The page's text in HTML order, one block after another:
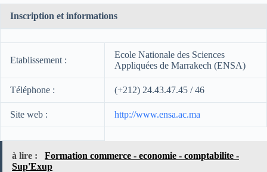
Inscription et informations
Etablissement :
Ecole Nationale des Sciences
Appliquées de Marrakech (ENSA)
Téléphone : (+212) 24.43.47.45 / 46
Site web : http://www.ensa.ac.ma
à lire :
Formation commerce - economie - comptabilite -
Sup'Exup